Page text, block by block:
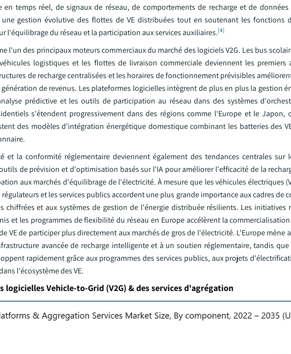
temps réel, de signaux de réseau, de comportements de recharge et de
gestion évolutive des flottes de VE distribuées tout en soutenant les fonctions
l'équilibrage du réseau et la participation aux services auxiliaires.[4]
l'un des principaux moteurs commerciaux du marché des logiciels V2G. Les bus
logistiques et les flottes de livraison commerciale deviennent les premiers
de recharge centralisées et les horaires de fonctionnement prévisibles
de revenus. Les plateformes logicielles intègrent de plus en plus la gestion
prédictive et les outils de participation au réseau dans des systèmes
s'étendent progressivement dans des régions comme l'Europe et le Japon,
des modèles d'intégration énergétique domestique combinant les batteries des
et la conformité réglementaire deviennent également des tendances centrales sur
de prévision et d'optimisation basés sur l'IA pour améliorer l'efficacité de la
aux marchés d'équilibrage de l'électricité. À mesure que les véhicules électriques
et les services publics accordent une plus grande importance aux cadres de
chiffrées et aux systèmes de gestion de l'énergie distribuée résilients. Les initiatives
et les programmes de flexibilité du réseau en Europe accélèrent la
VE de participer plus directement aux marchés de gros de l'électricité. L'Europe mène
avancée de recharge intelligente et à un soutien réglementaire, tandis
rapidement grâce aux programmes des services publics, aux projets
l'écosystème des VE.
logicielles Vehicle-to-Grid (V2G) & des services d'agrégation